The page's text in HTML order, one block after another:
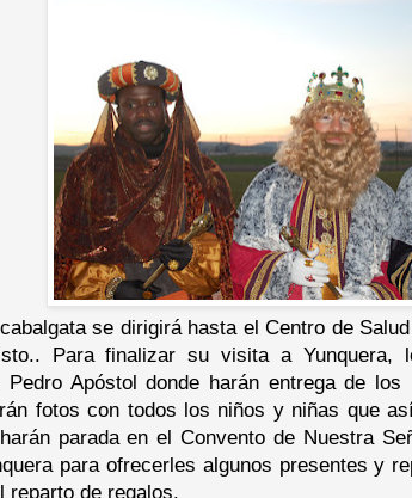
se dirigirá hasta el Centro de
Para finalizar su visita a
Pedro Apóstol donde harán entrega de
fotos con todos los niños y niñas que
parada en el Convento de Nuestra
para ofrecerles algunos presentes y
reparto de regalos.